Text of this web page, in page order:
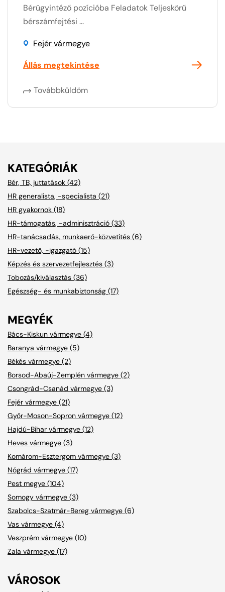
Bérügyintéző pozícióba Feladatok Teljeskörű
bérszámfejtési ...
Fejér vármegye
Állás megtekintése
Továbbküldöm
KATEGÓRIÁK
Bér, TB, juttatások (42)
HR generalista, -specialista (21)
HR gyakornok (18)
HR-támogatás, -adminisztráció (33)
HR-tanácsadás, munkaerő-közvetítés (6)
HR-vezető, -igazgató (15)
Képzés és szervezetfejlesztés (3)
Tobozás/kiválasztás (36)
Egészség- és munkabiztonság (17)
MEGYÉK
Bács-Kiskun vármegye (4)
Baranya vármegye (5)
Békés vármegye (2)
Borsod-Abaúj-Zemplén vármegye (2)
Csongrád-Csanád vármegye (3)
Fejér vármegye (21)
Győr-Moson-Sopron vármegye (12)
Hajdú-Bihar vármegye (12)
Heves vármegye (3)
Komárom-Esztergom vármegye (3)
Nógrád vármegye (17)
Pest megye (104)
Somogy vármegye (3)
Szabolcs-Szatmár-Bereg vármegye (6)
Vas vármegye (4)
Veszprém vármegye (10)
Zala vármegye (17)
VÁROSOK